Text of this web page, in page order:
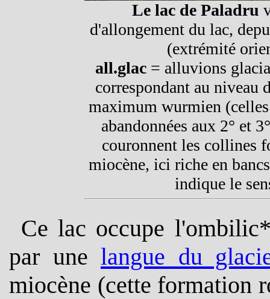
Le lac de Paladru
d'allongement du lac,
(extrémité
all.glac = alluvions
correspondant au niveau
maximum wurmien
abandonnées aux 2° et
couronnent les collines
miocène, ici riche en
indique le
Ce lac occupe
par une langue du
miocène (cette formation